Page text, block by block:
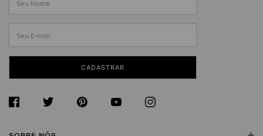
CADASTRAR